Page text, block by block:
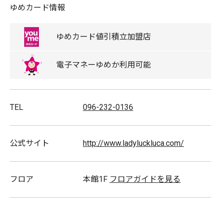
そんな女性に、ワクワクを感じていただけるよう上品に
official Instagram:
https://www.instagram.com/luca_ladyluckluca_official/
ゆめカード情報
ゆめカード値引積立加盟店
電子マネー ゆめか利用可能
TEL 096-232-0136
公式サイト http://www.ladyluckluca.com/
フロア 本館1F フロアガイドを見る